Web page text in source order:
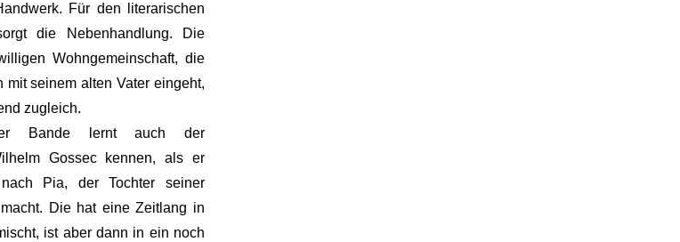
Für den literarischen
die Nebenhandlung. Die
Wohngemeinschaft, die
mit seinem alten Vater eingeht,
zugleich.
Bande lernt auch der
Gossec kennen, als er
Pia, der Tochter seiner
Die hat eine Zeitlang in
ist aber dann in ein noch